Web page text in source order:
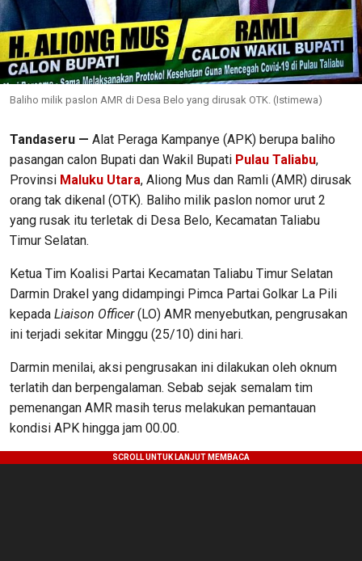
Baliho milik paslon AMR di Desa Belo yang dirusak OTK. (Istimewa)
Tandaseru — Alat Peraga Kampanye (APK) berupa baliho
pasangan calon Bupati dan Wakil Bupati Pulau Taliabu,
Provinsi Maluku Utara, Aliong Mus dan Ramli (AMR) dirusak
orang tak dikenal (OTK). Baliho milik paslon nomor urut 2
yang rusak itu terletak di Desa Belo, Kecamatan Taliabu
Timur Selatan.
Ketua Tim Koalisi Partai Kecamatan Taliabu Timur Selatan
Darmin Drakel yang didampingi Pimca Partai Golkar La Pili
kepada Liaison Officer(LO) AMR menyebutkan, pengrusakan
ini terjadi sekitar Minggu (25/10) dini hari.
Darmin menilai, aksi pengrusakan ini dilakukan oleh oknum
terlatih dan berpengalaman. Sebab sejak semalam tim
pemenangan AMR masih terus melakukan pemantauan
kondisi APK hingga jam 00.00.